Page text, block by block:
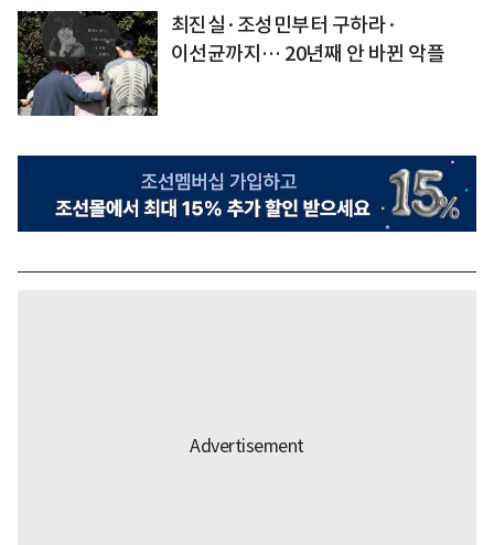
최진실·조성민부터 구하라·
이선균까지… 20년째 안 바뀐 악플